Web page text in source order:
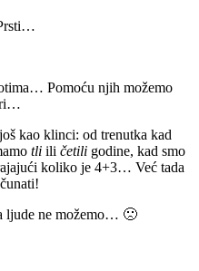
Pomoću njih možemo
kao klinci: od trenutka kad
tli ili četili godine, kad smo
koliko je 4+3… Već tada
ljude ne možemo… 🙁